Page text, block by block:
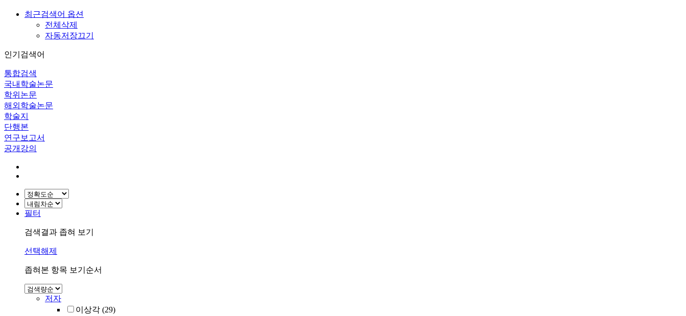
최근검색어 옵션
전체삭제
자동저장끄기
인기검색어
통합검색
국내학술논문
학위논문
해외학술논문
학술지
단행본
연구보고서
공개강의
필터
검색결과 좁혀 보기
선택해제
좁혀본 항목 보기순서
저자
이상각 (29)